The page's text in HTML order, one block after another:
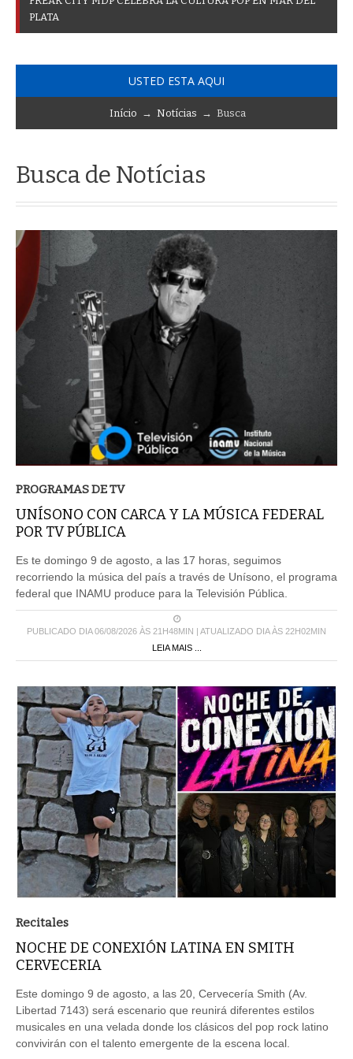
PLATA
USTED ESTA AQUI
Início → Notícias → Busca
Busca de Notícias
PROGRAMAS DE TV
UNÍSONO CON CARCA Y LA MÚSICA FEDERAL
POR TV PÚBLICA
Es te domingo 9 de agosto, a las 17 horas, seguimos
recorriendo la música del país a través de Unísono, el programa
federal que INAMU produce para la Televisión Pública.
PUBLICADO DIA 06/08/2026 ÀS 21H48MIN | ATUALIZADO DIA ÀS 22H02MIN
LEIA MAIS ...
Recitales
NOCHE DE CONEXIÓN LATINA EN SMITH
CERVECERIA
Este domingo 9 de agosto, a las 20, Cervecería Smith (Av.
Libertad 7143) será escenario que reunirá diferentes estilos
musicales en una velada donde los clásicos del pop rock latino
convivirán con el talento emergente de la escena local.